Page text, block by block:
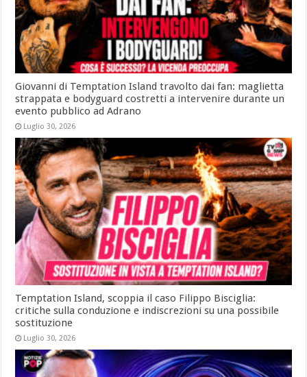
Giovanni di Temptation Island travolto dai fan: maglietta
strappata e bodyguard costretti a intervenire durante un
evento pubblico ad Adrano
Luglio 30, 2026
Temptation Island, scoppia il caso Filippo Bisciglia:
critiche sulla conduzione e indiscrezioni su una possibile
sostituzione
Luglio 30, 2026